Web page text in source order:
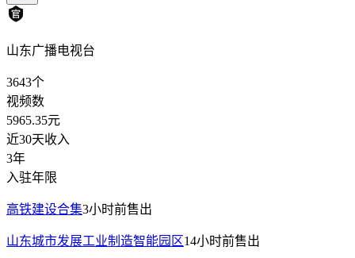
山东广播电视台
3643个
视频数
5965.35元
近30天收入
3年
入驻年限
高铁建设合集3小时前售出
山东城市发展工业制造智能园区14小时前售出